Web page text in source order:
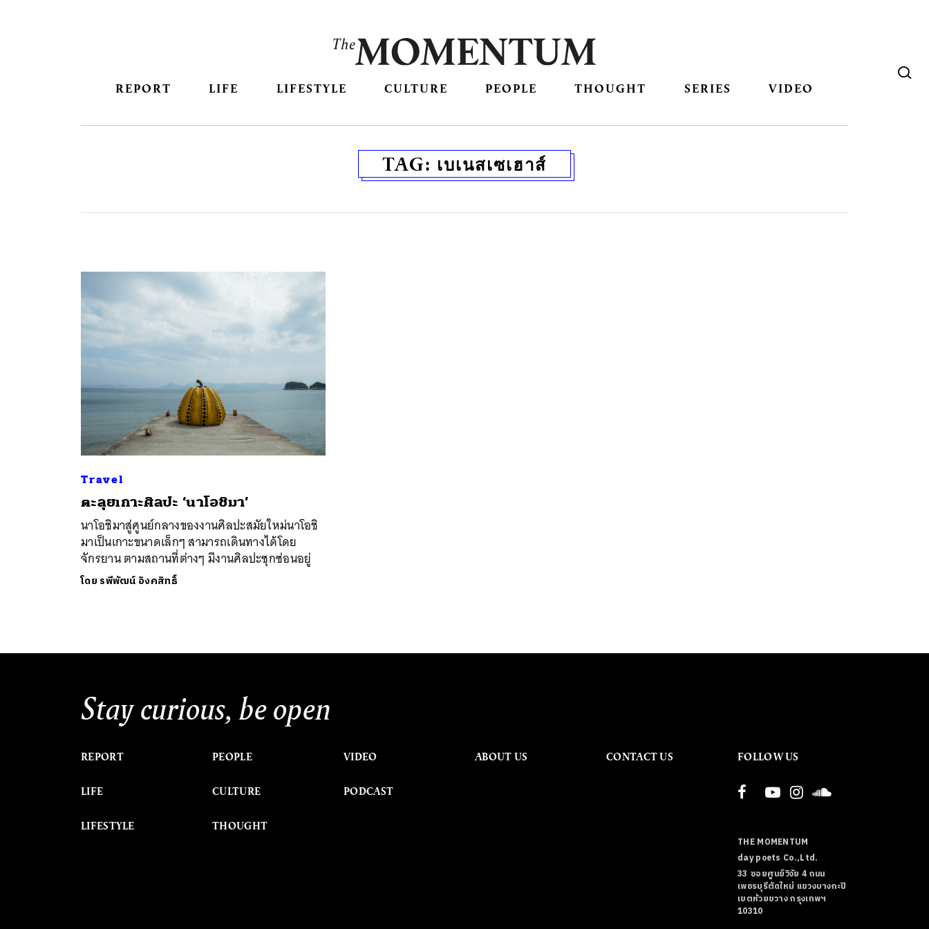
REPORT LIFE LIFESTYLE CULTURE PEOPLE THOUGHT SERIES VIDEO
TAG: เบเนสเซเฮาส์
Travel
ตะลุยเกาะศิลปะ ‘นาโอชิมา’
นาโอชิมาสู่ศูนย์กลางของงานศิลปะสมัยใหม่นาโอชิ
มาเป็นเกาะขนาดเล็กๆ สามารถเดินทางได้โดย
จักรยาน ตามสถานที่ต่างๆ มีงานศิลปะซุกซ่อนอยู่
โดย รพีพัฒน์ อิงคสิทธิ์
Stay curious, be open
REPORT
LIFE
LIFESTYLE
PEOPLE
CULTURE
THOUGHT
VIDEO
PODCAST
ABOUT US CONTACT US FOLLOW US
THE MOMENTUM
day poets Co.,Ltd.
33 ซอยศูนย์วิจัย 4 ถนน
เพชรบุรีตัดใหม่ แขวงบางกะปิ
เขตห้วยขวาง กรุงเทพฯ
10310